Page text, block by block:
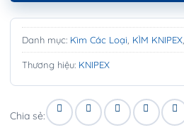
Danh mục: Kìm Các Loại KÌM KNIPEX
Thương hiệu: KNIPEX
Chia sẻ: